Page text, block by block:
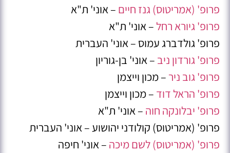
פרופ' (אמריטוס) גנז חיים – אוני' ת"א
פרופ' גיורא רחל– אוני' ת"א
פרופ' גולדברג עמוס – אוני' העברית
פרופ' גורדון ניב – אוני' בן-גוריון
פרופ' גוב ניר – מכון וייצמן
פרופ' הראל דוד – מכון וייצמן
פרופ' יבלונקה חוה – אוני' ת"א
פרופ' (אמריטוס) קולודני יהושוע – אוני' העברית
פרופ' (אמריטוס) לשם מיכה – אוני' חיפה